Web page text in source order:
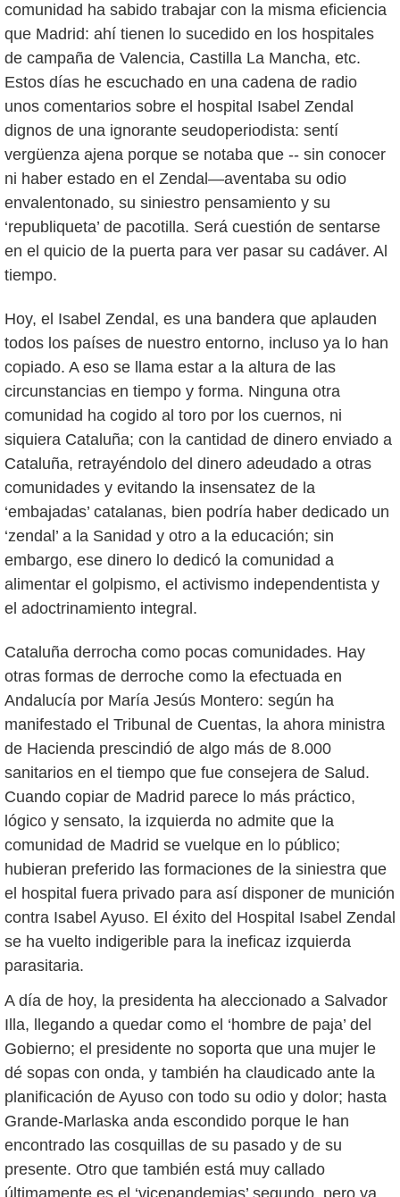
comunidad ha sabido trabajar con la misma eficiencia
que Madrid: ahí tienen lo sucedido en los hospitales
de campaña de Valencia, Castilla La Mancha, etc.
Estos días he escuchado en una cadena de radio
unos comentarios sobre el hospital Isabel Zendal
dignos de una ignorante seudoperiodista: sentí
vergüenza ajena porque se notaba que -- sin conocer
ni haber estado en el Zendal—aventaba su odio
envalentonado, su siniestro pensamiento y su
‘republiqueta’ de pacotilla. Será cuestión de sentarse
en el quicio de la puerta para ver pasar su cadáver. Al
tiempo.
Hoy, el Isabel Zendal, es una bandera que aplauden
todos los países de nuestro entorno, incluso ya lo han
copiado. A eso se llama estar a la altura de las
circunstancias en tiempo y forma. Ninguna otra
comunidad ha cogido al toro por los cuernos, ni
siquiera Cataluña; con la cantidad de dinero enviado a
Cataluña, retrayéndolo del dinero adeudado a otras
comunidades y evitando la insensatez de la
‘embajadas’ catalanas, bien podría haber dedicado un
‘zendal’ a la Sanidad y otro a la educación; sin
embargo, ese dinero lo dedicó la comunidad a
alimentar el golpismo, el activismo independentista y
el adoctrinamiento integral.
Cataluña derrocha como pocas comunidades. Hay
otras formas de derroche como la efectuada en
Andalucía por María Jesús Montero: según ha
manifestado el Tribunal de Cuentas, la ahora ministra
de Hacienda prescindió de algo más de 8.000
sanitarios en el tiempo que fue consejera de Salud.
Cuando copiar de Madrid parece lo más práctico,
lógico y sensato, la izquierda no admite que la
comunidad de Madrid se vuelque en lo público;
hubieran preferido las formaciones de la siniestra que
el hospital fuera privado para así disponer de munición
contra Isabel Ayuso. El éxito del Hospital Isabel Zendal
se ha vuelto indigerible para la ineficaz izquierda
parasitaria.
A día de hoy, la presidenta ha aleccionado a Salvador
Illa, llegando a quedar como el ‘hombre de paja’ del
Gobierno; el presidente no soporta que una mujer le
dé sopas con onda, y también ha claudicado ante la
planificación de Ayuso con todo su odio y dolor; hasta
Grande-Marlaska anda escondido porque le han
encontrado las cosquillas de su pasado y de su
presente. Otro que también está muy callado